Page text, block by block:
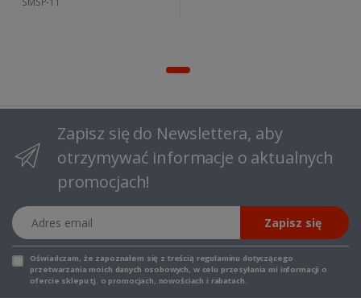
Zapisz się do Newslettera, aby
otrzymywać informacje o aktualnych
promocjach!
Adres email
Zapisz się
Oświadczam, że zapoznałem się z treścią regulaminu dotyczącego
przetwarzania moich danych osobowych, w celu przesyłania mi informacji o
ofercie sklepu tj. o promocjach, nowościach i rabatach.